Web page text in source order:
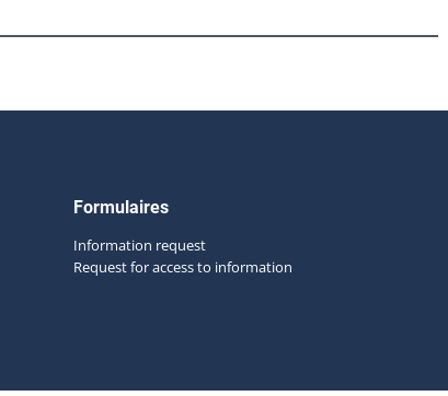
Formulaires
Information request
Request for access to information